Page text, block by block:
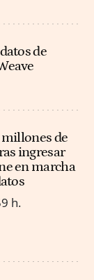
de
millones de
ingresar
en marcha
h.